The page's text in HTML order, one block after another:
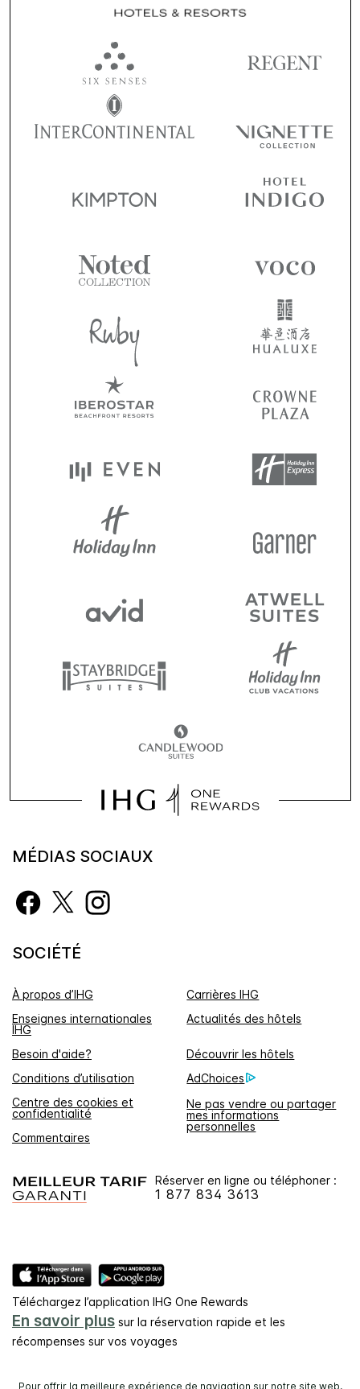
MÉDIAS SOCIAUX
SOCIÉTÉ
À propos d’IHG
Carrières IHG
Enseignes internationales
IHG
Actualités des hôtels
Besoin d'aide?
Découvrir les hôtels
Conditions d’utilisation
AdChoices
Centre des cookies et
confidentialité
Ne pas vendre ou partager
mes informations
personnelles
Commentaires
Réserver en ligne ou téléphoner :
1 877 834 3613
Téléchargez l’application IHG One Rewards
En savoir plus sur la réservation rapide et les
récompenses sur vos voyages
Pour offrir la meilleure expérience de navigation sur notre site web,